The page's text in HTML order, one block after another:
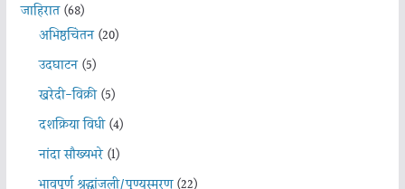
जाहिरात(68)
अभिष्ठचिंतन(20)
उदघाटन(5)
खरेदी-विक्री(5)
दशक्रिया विधी(4)
नांदा सौख्यभरे(1)